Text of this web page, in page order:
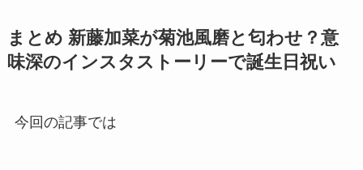
まとめ 新藤加菜が菊池風磨と匂わせ？意
味深のインスタストーリーで誕生日祝い
今回の記事では